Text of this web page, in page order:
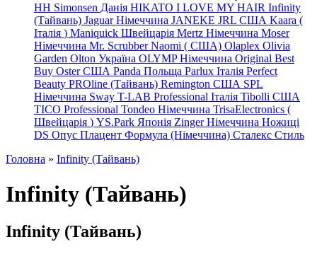
HH Simonsen Данія HIKATO I LOVE MY HAIR Infinity
(Тайвань) Jaguar Німеччина JANEKE JRL США Kaara (
Італія ) Maniquick Швейцарія Mertz Німеччина Moser
Німеччина Mr. Scrubber Naomi ( США) Olaplex Olivia
Garden Olton Україна OLYMP Німеччина Original Best
Buy Oster США Panda Польща Parlux Італія Perfect
Beauty PROline (Тайвань) Remington США SPL
Німеччина Sway T-LAB Professional Італія Tibolli США
TICO Professional Tondeo Німеччина TrisaElectronics (
Швейцарія ) YS.Park Японія Zinger Німеччина Ножиці
DS Опус Плацент Формула (Німеччина) Сталекс Стиль
Головна » Infinity (Тайвань)
Infinity (Тайвань)
Infinity (Тайвань)